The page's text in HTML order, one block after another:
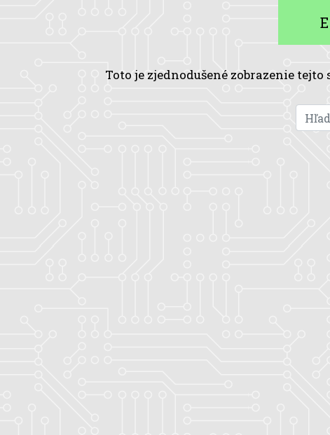
Toto je zjednodušené zobrazenie